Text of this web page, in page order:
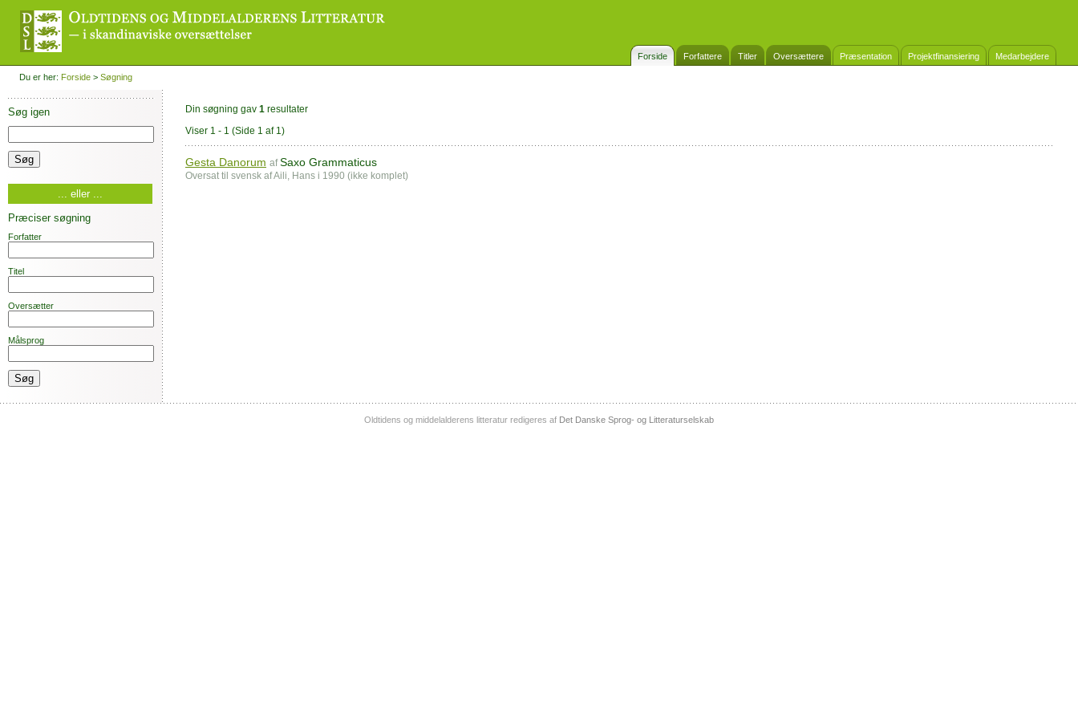
Forside Forfattere Titler Oversættere Præsentation Projektfinansiering Medarbejdere
Du er her: Forside > Søgning
Søg igen
... eller ...
Præciser søgning
Forfatter
Titel
Oversætter
Målsprog
Din søgning gav 1 resultater
Viser 1 - 1 (Side 1 af 1)
Gesta Danorum afSaxo Grammaticus
Oversat til svensk af Aili, Hans i 1990 (ikke komplet)
Oldtidens og middelalderens litteratur redigeres af Det Danske Sprog- og Litteraturselskab